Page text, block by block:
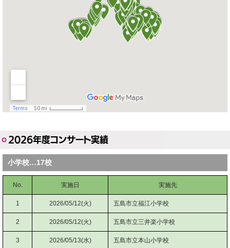
2026年度コンサート実績
小学校…17校
No. 実施日 実施先
1 2026/05/12(火) 五島市立福江小学校
2 2026/05/12(火) 五島市立三井楽小学校
3 2026/05/13(水) 五島市立本山小学校